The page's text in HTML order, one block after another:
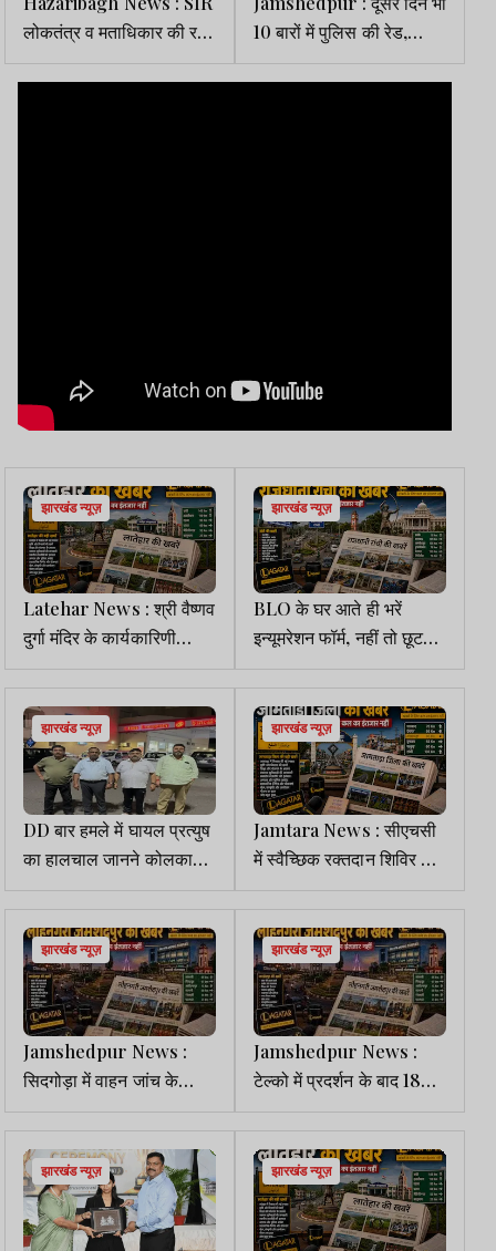
लोकतंत्र व मताधिकार की रक्षा
का अभियान : राहुल बल
10 बारों में पुलिस की रेड,
लाइसेंस सहित अन्य जरूरी
दस्तावेजों की जांच
झारखंड न्यूज़
Latehar News : श्री वैष्‍णव
दुर्गा मंदिर के कार्यकारिणी
समिति की बैठक संपन्‍न
झारखंड न्यूज़
BLO के घर आते ही भरें
इन्यूमरेशन फॉर्म, नहीं तो छूट
सकता है वोटर लिस्ट में नाम:
के. रवि कुमार
झारखंड न्यूज़
DD बार हमले में घायल प्रत्युष
का हालचाल जानने कोलकाता
के अपोलो अस्पताल पहुंचे बन्ना
गुप्ता और अरविंद सिंह
झारखंड न्यूज़
Jamtara News : सीएचसी
में स्वैच्छिक रक्तदान शिविर का
आयोजन, महिलाओं ने बढ़-
चढ़कर लिया भाग
झारखंड न्यूज़
Jamshedpur News :
सिदगोड़ा में वाहन जांच के
दौरान चोरी की बाइक बरामद, 2
आरोपी गिरफ्तार
झारखंड न्यूज़
Jamshedpur News :
टेल्को में प्रदर्शन के बाद 18
भाजपा नेताओं समेत 10-12 पर
FIR
झारखंड न्यूज़ झारखंड न्यूज़